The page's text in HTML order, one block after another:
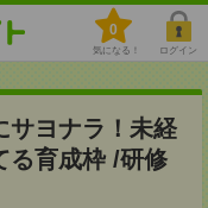
0
気になる！ ログイン
ヨナラ！未経
る育成枠 /研修